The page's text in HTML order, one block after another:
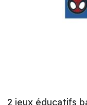
2 jeux éducatifs